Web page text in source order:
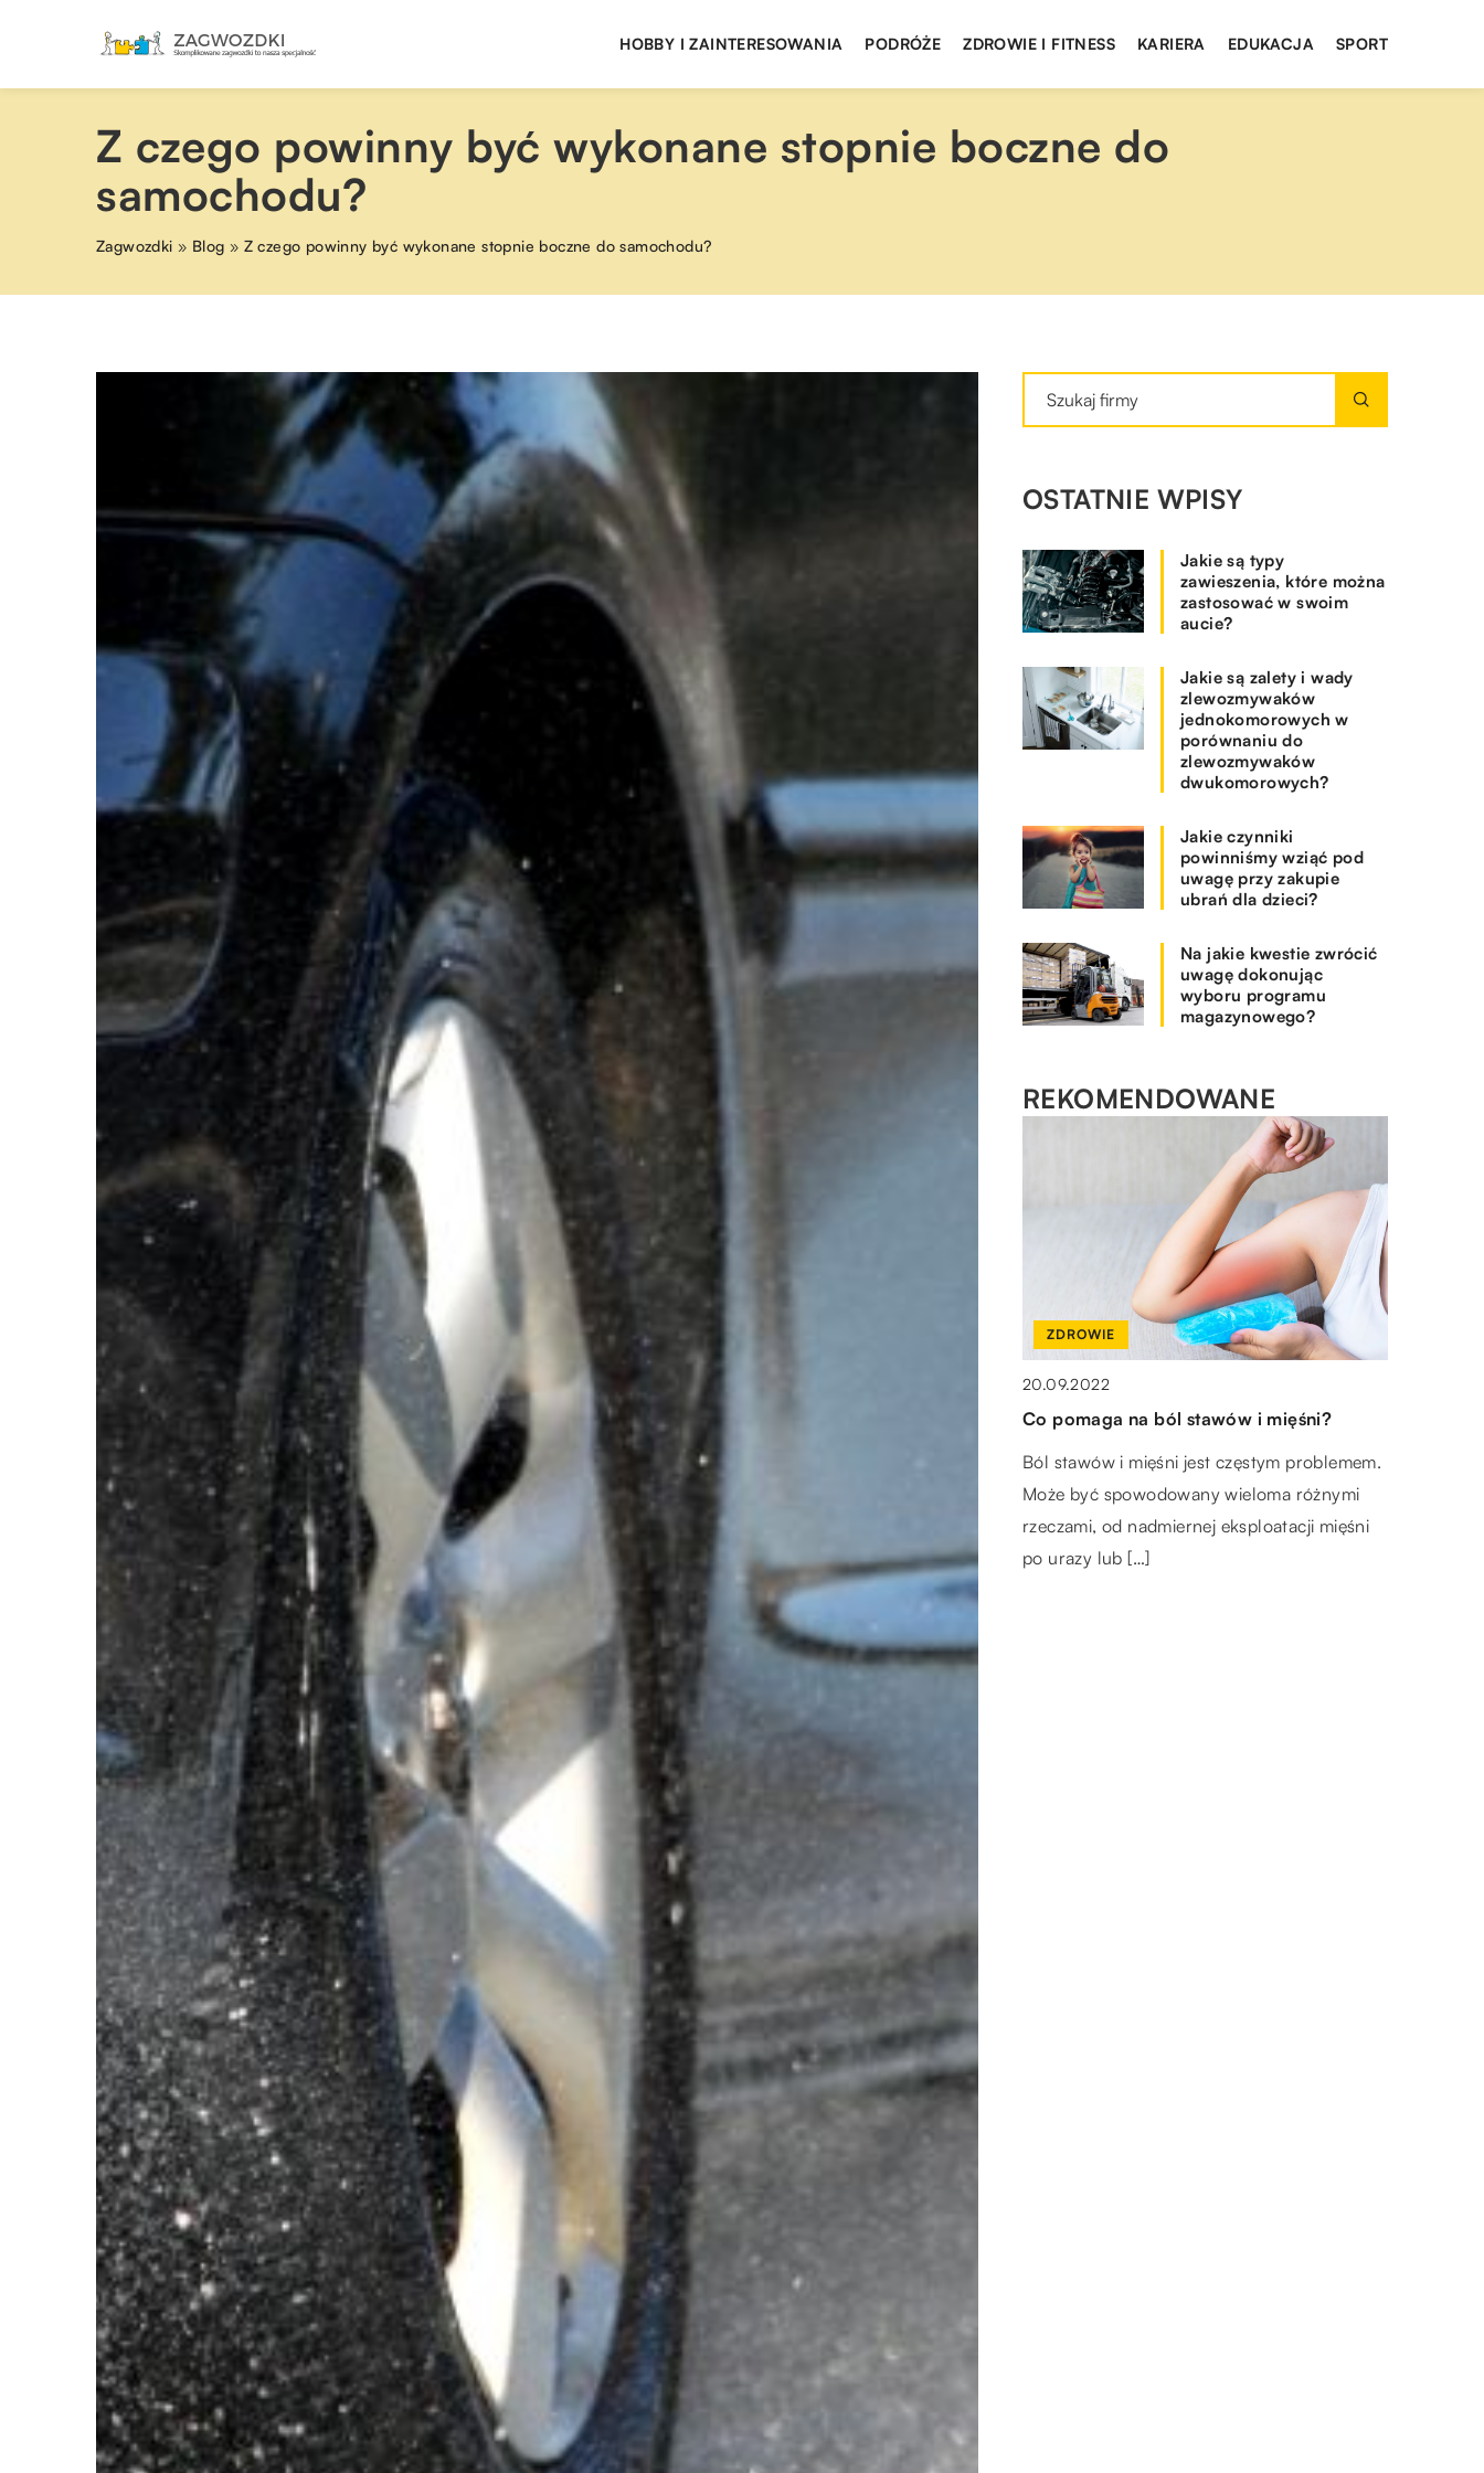
HOBBY I ZAINTERESOWANIA PODRÓŻE ZDROWIE I FITNESS KARIERA EDUKACJA SPORT
Z czego powinny być wykonane stopnie boczne do
samochodu?
Zagwozdki » Blog » Z czego powinny być wykonane stopnie boczne do samochodu?
OSTATNIE WPISY
Jakie są typy
zawieszenia, które można
zastosować w swoim
aucie?
Jakie są zalety i wady
zlewozmywaków
jednokomorowych w
porównaniu do
zlewozmywaków
dwukomorowych?
Jakie czynniki
powinniśmy wziąć pod
uwagę przy zakupie
ubrań dla dzieci?
Na jakie kwestie zwrócić
uwagę dokonując
wyboru programu
magazynowego?
REKOMENDOWANE
SPOSÓB ŻYCIA I STYL
13.08.2022
Wiaderka na lód – do czego służą?
Wiaderka do lodu są bardzo poręcznym
przedmiotem do utrzymania w domu. Dzisiaj
na rynku dostępnych jest wiele różnych
rodzajów wiaderek […]
ZDROWIE
20.09.2022
Co pomaga na ból stawów i mięśni?
Ból stawów i mięśni jest częstym problemem.
Może być spowodowany wieloma różnymi
rzeczami, od nadmiernej eksploatacji mięśni
po urazy lub […]
PRZEDSIĘBIORCZOŚĆ I GOSPODARKA
08.02.2021
Kiedy najlepszym rozwiązaniem jest
transport samochodowy?
Transport samochodowy, inaczej zwany
drogowym, to jedna z najważniejszych gałęzi
transportu. Odgrywa on istotną rolę w
przewozie osób, jak i […]